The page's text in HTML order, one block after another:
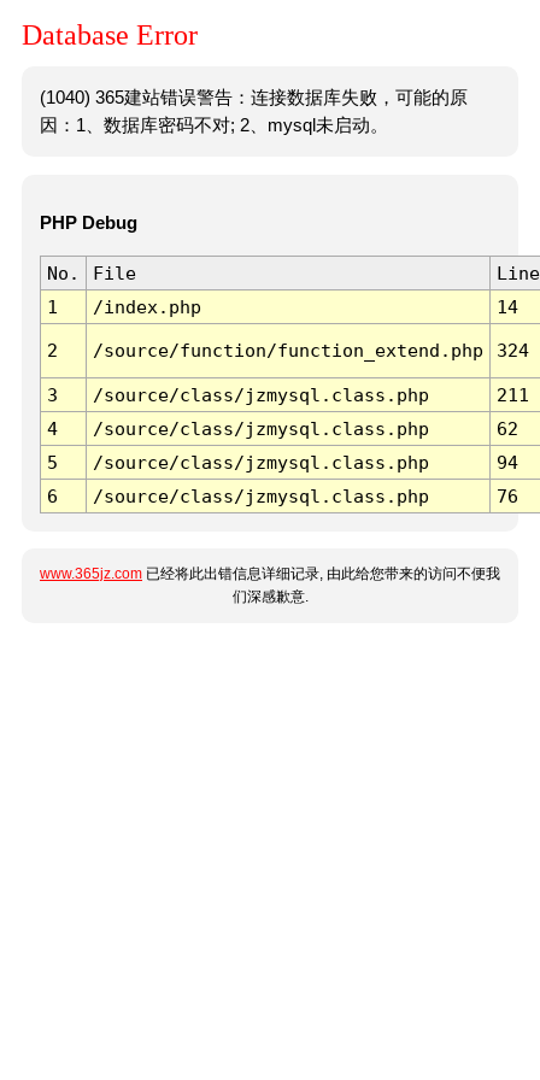
Database Error
(1040) 365建站错误警告：连接数据库失败，可能的原
因：1、数据库密码不对; 2、mysql未启动。
PHP Debug
No. File
Line
1
/index.php 14
2 /source/function/function_extend.php 324
3 /source/class/jzmysql.class.php
211
4
/source/class/jzmysql.class.php
62
5
/source/class/jzmysql.class.php
94
6
/source/class/jzmysql.class.php 76
www.365jz.com 已经将此出错信息详细记录, 由此给您带来的访问不便我
们深感歉意.